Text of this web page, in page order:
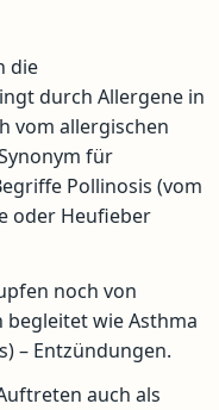
die
durch Allergene in
vom allergischen
für
Pollinosis (vom
oder Heufieber
noch von
wie Asthma
– Entzündungen.
auch als